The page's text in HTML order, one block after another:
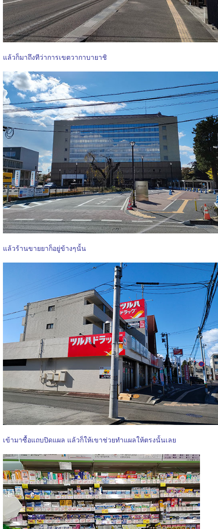
แล้วก็มาถึงทีว่าการเขตวากาบายาชิ
แล้วร้านขายยาก็อยู่ข้างๆนั้น
เข้ามาซื้อแถบปิดแผล แล้วก็ให้เขาช่วยทำแผลให้ตรงนั้นเลย